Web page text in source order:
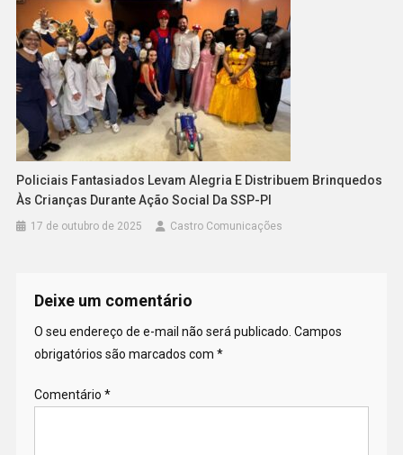
Policiais Fantasiados Levam Alegria E Distribuem Brinquedos
Às Crianças Durante Ação Social Da SSP-PI
17 de outubro de 2025 Castro Comunicações
Deixe um comentário
O seu endereço de e-mail não será publicado. Campos
obrigatórios são marcados com *
Comentário *